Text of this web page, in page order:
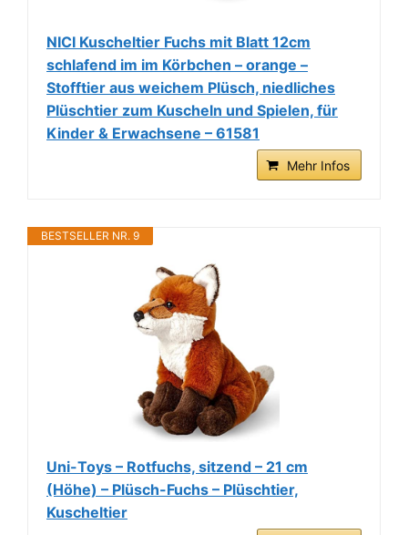
NICI Kuscheltier Fuchs mit Blatt 12cm
schlafend im im Körbchen – orange –
Stofftier aus weichem Plüsch, niedliches
Plüschtier zum Kuscheln und Spielen, für
Kinder & Erwachsene – 61581
Mehr Infos
BESTSELLER NR. 9
Uni-Toys – Rotfuchs, sitzend – 21 cm
(Höhe) – Plüsch-Fuchs – Plüschtier,
Kuscheltier